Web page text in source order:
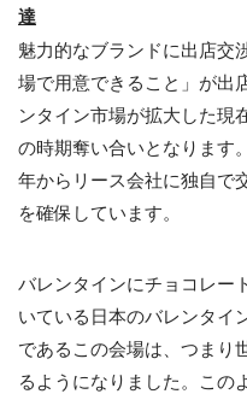
達
魅力的なブランドに出店交
場で用意できること」が出
ンタイン市場が拡大した現
の時期奪い合いとなります
年からリース会社に独自で
を確保しています。
バレンタインにチョコレー
いている日本のバレンタイ
であるこの会場は、つまり
るようになりました。この